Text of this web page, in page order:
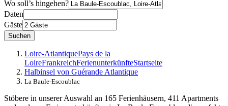
Wo soll’s hingehen?
Daten
Gäste
Suchen
Loire-AtlantiquePays de la
LoireFrankreichFerienunterkünfteStartseite
Halbinsel von Guérande Atlantique
La Baule-Escoublac
Stöbere in unserer Auswahl an 165 Ferienhäusern, 411 Apartments